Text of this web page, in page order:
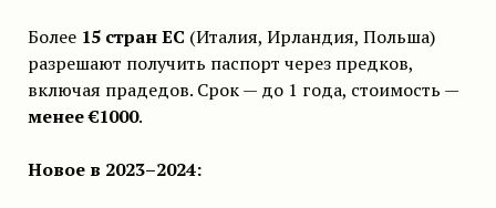
Более 15 стран ЕС (Италия, Ирландия, Польша)
разрешают получить паспорт через предков,
включая прадедов. Срок — до 1 года, стоимость —
менее €1000.
Новое в 2023–2024: